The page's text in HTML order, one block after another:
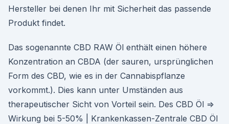
Hersteller bei denen Ihr mit Sicherheit das passende
Produkt findet.
Das sogenannte CBD RAW Öl enthält einen höhere
Konzentration an CBDA (der sauren, ursprünglichen
Form des CBD, wie es in der Cannabispflanze
vorkommt.). Dies kann unter Umständen aus
therapeutischer Sicht von Vorteil sein. Des CBD Öl ⇒
Wirkung bei 5-50% | Krankenkassen-Zentrale CBD Öl